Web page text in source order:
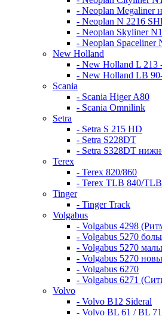
- Neoplan Megaliner
- Neoplan N 2216
- Neoplan Skyliner
- Neoplan Spaceliner
New Holland
- New Holland L 213
- New Holland LB
Scania
- Scania Higer A80
- Scania Omnilink
Setra
- Setra S 215 HD
- Setra S228DT
- Setra S328DT
Terex
- Terex 820/860
- Terex TLB 840/
Tinger
- Tinger Track
Volgabus
- Volgabus 4298
- Volgabus 5270
- Volgabus 5270
- Volgabus 5270
- Volgabus 6270
- Volgabus 6271
Volvo
- Volvo B12 Sideral
- Volvo BL 61 / BL